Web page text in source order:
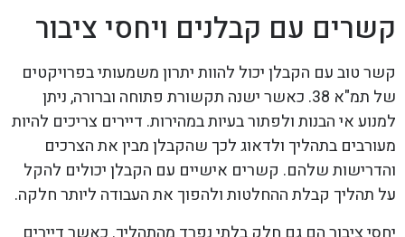
קשרים עם קבלנים ויחסי ציבור
קשר טוב עם הקבלן יכול להוות יתרון משמעותי בפרויקטים
של תמ"א 38. כאשר ישנה תקשורת פתוחה וברורה, ניתן
למנוע אי הבנות ולפתור בעיות במהירות. דיירים צריכים להיות
מעורבים בתהליך ולדאוג לכך שהקבלן מבין את הצרכים
והדרישות שלהם. קשרים אישיים עם הקבלן יכולים להקל
על תהליך קבלת ההחלטות ולהפוך את העבודה ליותר חלקה.